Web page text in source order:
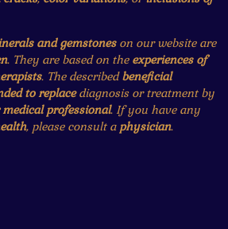
and gemstoneson our website are
. They are based on the experiences of
. The describedbeneficial
to replacediagnosis or treatment by
professional. If you have any
, please consult a physician.